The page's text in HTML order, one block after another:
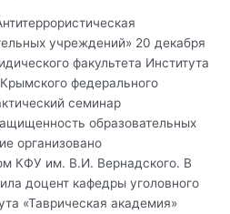
учреждений» 20 декабря
факультета Института
федерального
семинар
образовательных
организовано
КФУ им. В.И. Вернадского. В
доцент кафедры уголовного
«Таврическая академия»